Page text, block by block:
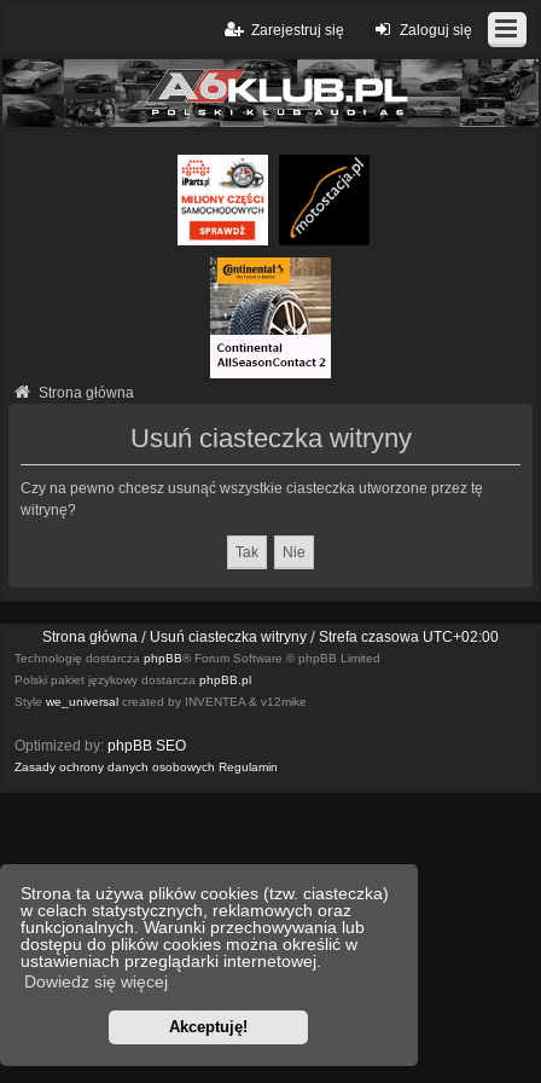
Strona ta używa plików cookies (tzw. ciasteczka)
w celach statystycznych, reklamowych oraz
funkcjonalnych. Warunki przechowywania lub
dostępu do plików cookies można określić w
ustawieniach przeglądarki internetowej.
Dowiedz się więcej
Akceptuję!
Zaloguj się
Zarejestruj się
Strona główna
Usuń ciasteczka witryny
Czy na pewno chcesz usunąć wszystkie ciasteczka utworzone przez tę
witrynę?
Strona główna Usuń ciasteczka witryny Strefa czasowa UTC+02:00
Technologię dostarcza phpBB® Forum Software © phpBB Limited
Polski pakiet językowy dostarcza phpBB.pl
Style we_universal created by INVENTEA & v12mike
Optimized by: phpBB SEO
Zasady ochrony danych osobowych Regulamin